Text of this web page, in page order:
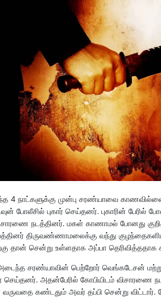
4 நாட்களுக்கு முன்பு சரண்யாவை
போலீசில் புகார் செய்தனர். புகாரின் பேரில்
நடத்தினர். மகள் காணாமல் போனது
திருவண்ணாமலைக்கு வந்து
தான் சென்று உள்ளதாக அப்பா தெரிவித்ததாக
சரண்யாவின் பெற்றோர் வெங்கடேசன்
செய்தனர். அதன்பேரில் கோபியிடம் விசாரணை
கண்டதும் அவர் தப்பி சென்று விட்டார்.